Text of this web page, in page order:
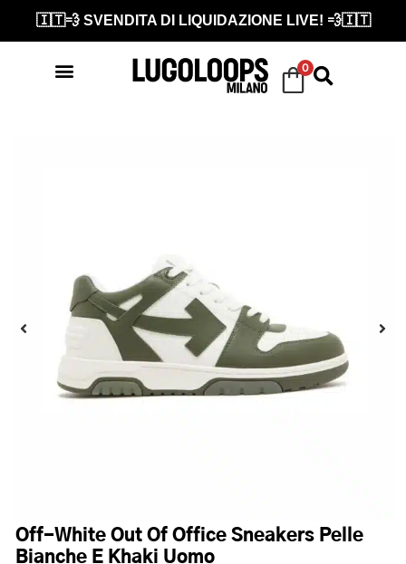
🇮🇹💨 SVENDITA DI LIQUIDAZIONE LIVE! 💨🇮🇹
0
Off-White Out Of Office Sneakers Pelle
Bianche E Khaki Uomo